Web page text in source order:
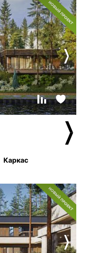
Каркас